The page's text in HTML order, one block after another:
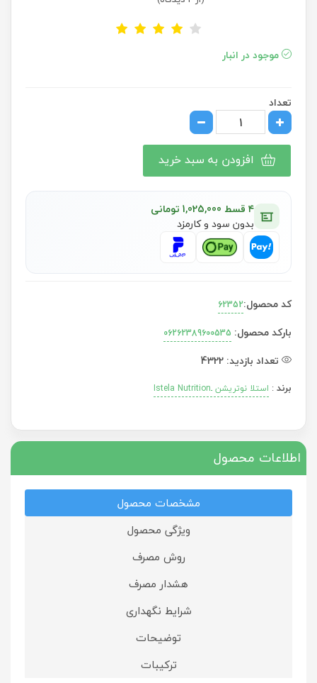
موجود در انبار
تعداد
افزودن به سبد خرید
۴ قسط 1,025,000 تومانی
بدون سود و کارمزد
برند: استلا نوتریشن ـIstela Nutrition
کد محصول:62352
بارکد محصول: 06262389600535
تعداد بازدید: 4322
اطلاعات محصول
مشخصات محصول
ویژگی محصول
روش مصرف
هشدار مصرف
شرایط نگهداری
توضیحات
ترکیبات